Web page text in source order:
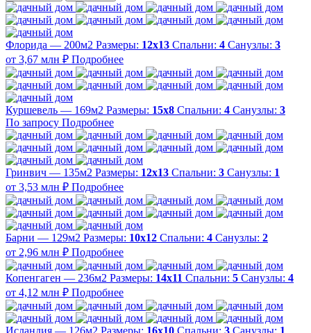
Флорида — 200м2 Размеры: 12х13 Спальни: 4 Санузлы: 3
от 3,67 млн ₽ Подробнее
Куршевель — 169м2 Размеры: 15х8 Спальни: 4 Санузлы: 3
По запросу Подробнее
Гринвич — 135м2 Размеры: 12х13 Спальни: 3 Санузлы: 1
от 3,53 млн ₽ Подробнее
Барни — 129м2 Размеры: 10х12 Спальни: 4 Санузлы: 2
от 2,96 млн ₽ Подробнее
Копенгаген — 236м2 Размеры: 14х11 Спальни: 5 Санузлы: 4
от 4,12 млн ₽ Подробнее
Исландия — 126м2 Размеры: 16х10 Спальни: 3 Санузлы: 1